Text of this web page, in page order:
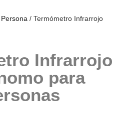
/ Termómetro Infrarrojo
Infrarrojo
para